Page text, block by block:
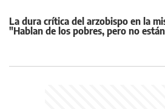
La dura crítica del arzobispo en la
"Hablan de los pobres, pero no